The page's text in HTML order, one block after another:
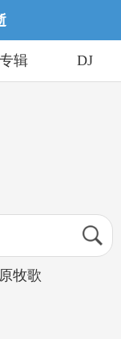
专辑 DJ
牧歌